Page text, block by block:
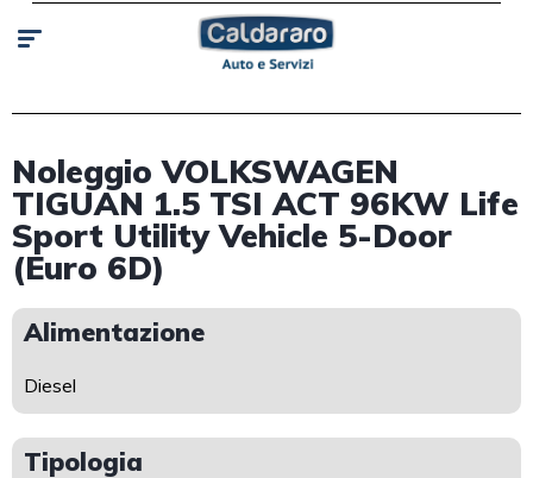
Noleggio VOLKSWAGEN
TIGUAN 1.5 TSI ACT 96KW Life
Sport Utility Vehicle 5-Door
(Euro 6D)
Alimentazione
Diesel
Tipologia